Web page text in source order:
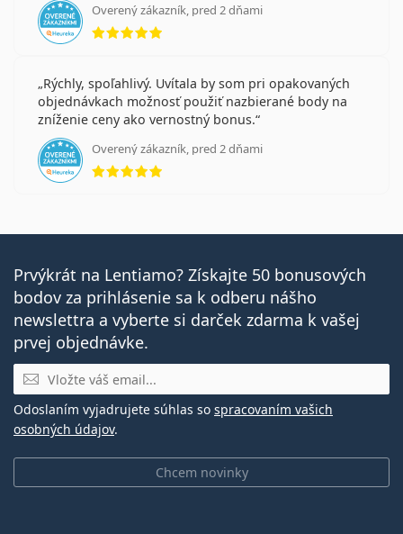
Overený zákazník, pred 2 dňami
hodnotenie 5 z 5
Rýchly, spoľahlivý. Uvítala by som pri opakovaných
objednávkach možnosť použiť nazbierané body na
zníženie ceny ako vernostný bonus.
Overený zákazník, pred 2 dňami
hodnotenie 5 z 5
Prvýkrát na Lentiamo? Získajte 50 bonusových
bodov za prihlásenie sa k odberu nášho
newslettra a vyberte si darček zdarma k vašej
prvej objednávke.
E-mail
Chcem novinky
Odoslaním vyjadrujete súhlas so spracovaním vašich
osobných údajov.